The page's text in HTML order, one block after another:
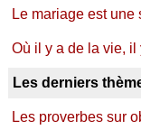
Le mariage est une
Où il y a de la vie, il
Les derniers
Les proverbes sur